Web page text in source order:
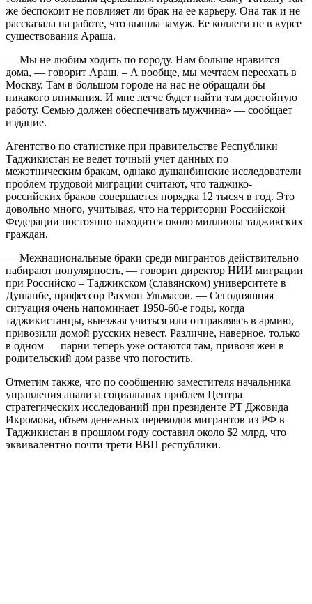
же беспокоит не повлияет ли брак на ее карьеру. Она так и не
рассказала на работе, что вышла замуж. Ее коллеги не в курсе
существования Араша.
— Мы не любим ходить по городу. Нам больше нравится
дома, — говорит Араш. – А вообще, мы мечтаем переехать в
Москву. Там в большом городе на нас не обращали бы
никакого внимания. И мне легче будет найти там достойную
работу. Семью должен обеспечивать мужчина» — сообщает
издание.
Агентство по статистике при правительстве Республики
Таджикистан не ведет точный учет данных по
межэтническим бракам, однако душанбинские исследователи
проблем трудовой миграции считают, что таджико-
российских браков совершается порядка 12 тысяч в год. Это
довольно много, учитывая, что на территории Российской
Федерации постоянно находится около миллиона таджикских
граждан.
— Межнациональные браки среди мигрантов действительно
набирают популярность, — говорит директор НИИ миграции
при Российско – Таджикском (славянском) университете в
Душанбе, профессор Рахмон Ульмасов. — Сегодняшняя
ситуация очень напоминает 1950-60-е годы, когда
таджикистанцы, выезжая учиться или отправляясь в армию,
привозили домой русских невест. Различие, наверное, только
в одном — парни теперь уже остаются там, привозя жен в
родительский дом разве что погостить.
Отметим также, что по сообщению заместителя начальника
управления анализа социальных проблем Центра
стратегических исследований при президенте РТ Джовида
Икромова, объем денежных переводов мигрантов из РФ в
Таджикистан в прошлом году составил около $2 млрд, что
эквивалентно почти трети ВВП республики.